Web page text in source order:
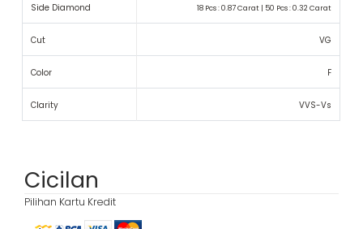
Side Diamond 18 Pcs : 0.87 Carat | 50 Pcs : 0.32 Carat
Cut VG
Color F
Clarity VVS-Vs
Cicilan
Pilihan Kartu Kredit